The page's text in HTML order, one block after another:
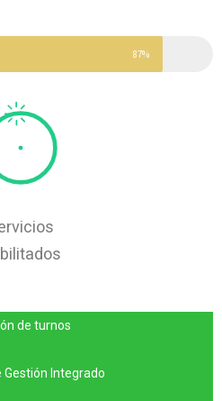
87%
de turnos
Gestión Integrado